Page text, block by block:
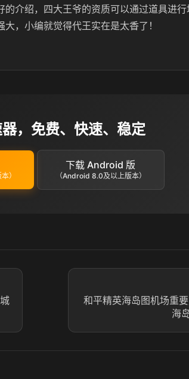
介绍，四大王爷的资质可以通过道具进
，小编就觉得代王实在是太香了！
，免费、快速、稳定
）
下载 Android 版
（Android 8.0及以上版本）
和平精英海岛图机场重
海